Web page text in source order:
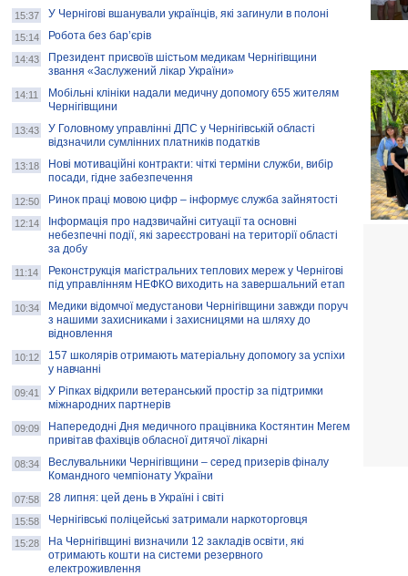
Золота тварина: видання Forbes
написало про чернігівця Патрона: хто і
скільки на ньому заробляє? І куди
витрачають?
15:37 У Чернігові вшанували українців, які загинули в полоні
15:14 Робота без бар’єрів
14:43
Президент присвоїв шістьом медикам Чернігівщини
звання «Заслужений лікар України»
14:11
Мобільні клініки надали медичну допомогу 655 жителям
Чернігівщини
13:43
У Головному управлінні ДПС у Чернігівській області
відзначили сумлінних платників податків
13:18
Нові мотиваційні контракти: чіткі терміни служби, вибір
посади, гідне забезпечення
12:50 Ринок праці мовою цифр – інформує служба зайнятості
12:14
Інформація про надзвичайні ситуації та основні
небезпечні події, які зареєстровані на території області
за добу
11:14
Реконструкція магістральних теплових мереж у Чернігові
під управлінням НЕФКО виходить на завершальний етап
10:34
Медики відомчої медустанови Чернігівщини завжди поруч
з нашими захисниками і захисницями на шляху до
відновлення
10:12
157 школярів отримають матеріальну допомогу за успіхи
у навчанні
09:41
У Ріпках відкрили ветеранський простір за підтримки
міжнародних партнерів
09:09
Напередодні Дня медичного працівника Костянтин Мегем
привітав фахівців обласної дитячої лікарні
08:34
Веслувальники Чернігівщини – серед призерів фіналу
Командного чемпіонату України
07:58 28 липня: цей день в Україні і світі
15:58 Чернігівські поліцейські затримали наркоторговця
15:28
На Чернігівщині визначили 12 закладів освіти, які
отримають кошти на системи резервного
електроживлення